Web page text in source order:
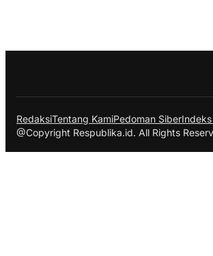
RedaksiTentang KamiPedoman Siber
@Copyright Respublika.id. All Rights